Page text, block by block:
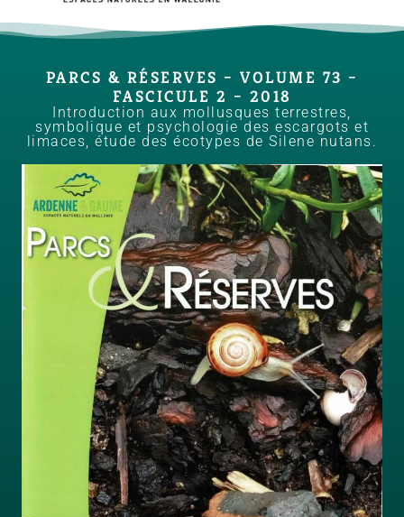
PARCS & RÉSERVES – VOLUME 73 –
FASCICULE 2 – 2018
Introduction aux mollusques terrestres,
symbolique et psychologie des escargots et
limaces, étude des écotypes de Silene nutans.